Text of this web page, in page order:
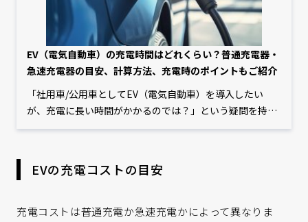
EV（電気自動車）の充電時間はどれくらい？普通充電器・
急速充電器の目安、計算方法、充電時のポイントもご紹介
「社用車/公用車としてEV（電気自動車）を導入したい
が、充電に長い時間がかかるのでは？」という疑問を持た
れている方は多いのではないでしょうか。EVの充電時間は
ります。本記事では、EVの充電にかかる時間や充電を最適
EVの充電コストの目安
充電コストは普通充電か急速充電かによって異なりま